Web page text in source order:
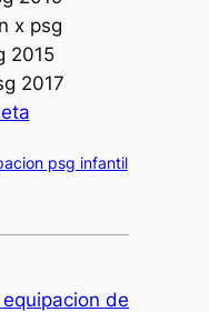
psg infantil
equipacion de